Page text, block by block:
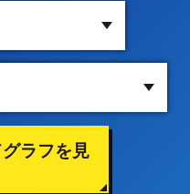
ラフを見